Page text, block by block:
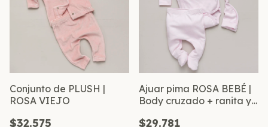
Conjunto de PLUSH |
ROSA VIEJO
$32.575
Ajuar pima ROSA BEBÉ |
Body cruzado + ranita y
$29.781